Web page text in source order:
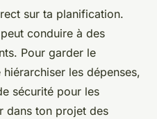
sur ta planification.
conduire à des
Pour garder le
les dépenses,
sécurité pour les
dans ton projet des